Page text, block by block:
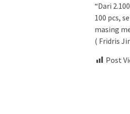
“Dari
100 pcs,
masing
( Fridris
Post